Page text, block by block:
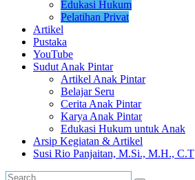
Edukasi Hukum
Pelatihan Privat
Artikel
Pustaka
YouTube
Sudut Anak Pintar
Artikel Anak Pintar
Belajar Seru
Cerita Anak Pintar
Karya Anak Pintar
Edukasi Hukum untuk Anak
Arsip Kegiatan & Artikel
Susi Rio Panjaitan, M.Si., M.H., C.T